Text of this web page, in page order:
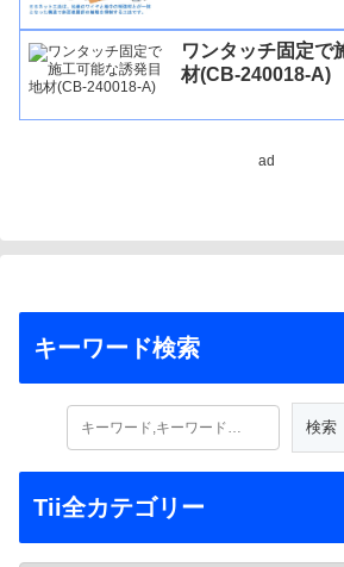
ワンタッチ固定で
材(CB-240018-A)
ad
キーワード検索
Tii全カテゴリー